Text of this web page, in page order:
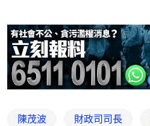
陳茂波 財政司司長